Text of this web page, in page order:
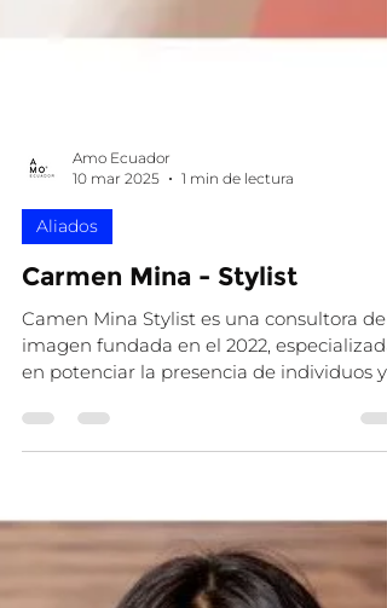
Amo Ecuador
10 mar 2025
1 min de lectura
Aliados
en potenciar la presencia de individuos y
empresas, en...